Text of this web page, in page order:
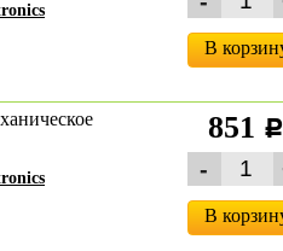
В
851
В